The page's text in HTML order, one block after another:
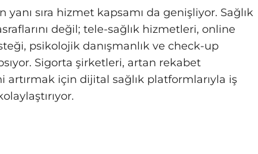
yanı sıra hizmet kapsamı da genişliyor. Sağlık
değil; tele-sağlık hizmetleri, online
psikolojik danışmanlık ve check-up
Sigorta şirketleri, artan rekabet
için dijital sağlık platformlarıyla iş